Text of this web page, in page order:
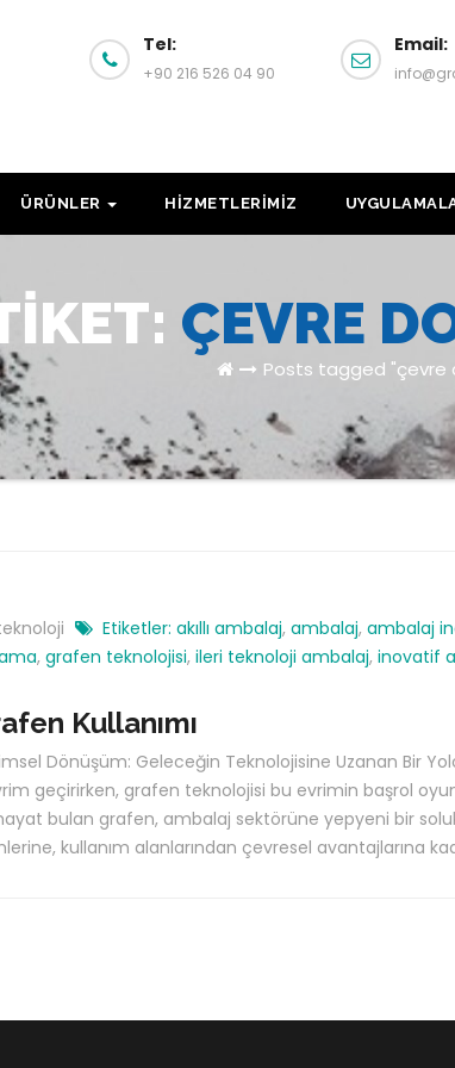
Tel:
+90 216 526 04 90
Email:
ÜRÜNLER HİZMETLERİMİZ
ÇEVRE
Posts tagged "çevre
Etiketler: akıllı ambalaj, ambalaj, ambalaj
, grafen teknolojisi, ileri teknoloji ambalaj, inovatif
Kullanımı
Dönüşüm: Geleceğin Teknolojisine Uzanan Bir
geçirirken, grafen teknolojisi bu evrimin başrol
bulan grafen, ambalaj sektörüne yepyeni bir
kullanım alanlarından çevresel avantajlarına